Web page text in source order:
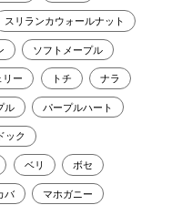
スリランカウォールナット
ソフトメープル
リー トチ ナラ
ル パープルハート
ック
ベリ ボセ
バ マホガニー